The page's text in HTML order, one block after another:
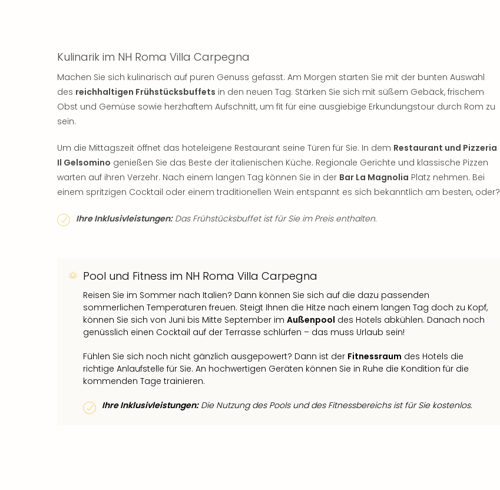
Kulinarik im NH Roma Villa Carpegna
Machen Sie sich kulinarisch auf puren Genuss gefasst. Am Morgen starten Sie mit der bunten Auswahl
des reichhaltigen Frühstücksbuffets in den neuen Tag. Stärken Sie sich mit süßem Gebäck, frischem
Obst und Gemüse sowie herzhaftem Aufschnitt, um fit für eine ausgiebige Erkundungstour durch Rom zu
sein.
Um die Mittagszeit öffnet das hoteleigene Restaurant seine Türen für Sie. In dem Restaurant und Pizzeria
Il Gelsomino genießen Sie das Beste der italienischen Küche. Regionale Gerichte und klassische Pizzen
warten auf ihren Verzehr. Nach einem langen Tag können Sie in der Bar La Magnolia Platz nehmen. Bei
einem spritzigen Cocktail oder einem traditionellen Wein entspannt es sich bekanntlich am besten, oder?
Ihre Inklusivleistungen:Das Frühstücksbuffet ist für Sie im Preis enthalten.
Pool und Fitness im NH Roma Villa Carpegna
Reisen Sie im Sommer nach Italien? Dann können Sie sich auf die dazu passenden
sommerlichen Temperaturen freuen. Steigt Ihnen die Hitze nach einem langen Tag doch zu Kopf,
können Sie sich von Juni bis Mitte September im Außenpool des Hotels abkühlen. Danach noch
genüsslich einen Cocktail auf der Terrasse schlürfen – das muss Urlaub sein!
Fühlen Sie sich noch nicht gänzlich ausgepowert? Dann ist der Fitnessraum des Hotels die
richtige Anlaufstelle für Sie. An hochwertigen Geräten können Sie in Ruhe die Kondition für die
kommenden Tage trainieren.
Ihre Inklusivleistungen:Die Nutzung des Pools und des Fitnessbereichs ist für Sie kostenlos.